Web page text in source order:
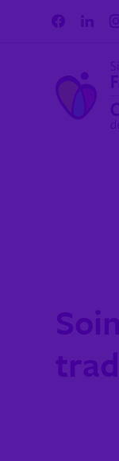
Aller au contenu